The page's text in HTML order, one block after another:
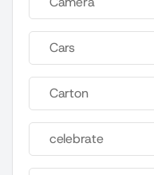
Cars
Carton
celebrate